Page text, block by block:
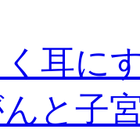
耳に
と子